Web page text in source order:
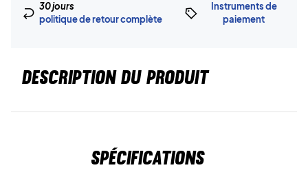
30 jours
politique de retour complète
Instruments de
paiement
DESCRIPTION DU PRODUIT
Spécifications